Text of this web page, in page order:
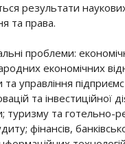
результати
та права.
проблеми:
економічних
управління
та інвестиційної
туризму та готельно-
фінансів,